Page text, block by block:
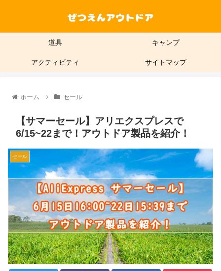
道具 キャンプ
アクティビティ サイトマップ
ホーム セール
【サマーセール】アリエクスプレスで
6/15~22まで！アウトドア製品を紹介！
セール